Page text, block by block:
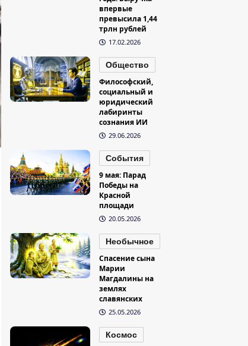
впервые
превысила 1,44
трлн рублей
17.02.2026
Общество
Философский,
социальный и
юридический
лабиринты
сознания ИИ
29.06.2026
События
9 мая: Парад
Победы на
Красной
площади
20.05.2026
Необычное
Спасение сына
Марии
Магдалины на
землях
славянских
25.05.2026
Космос